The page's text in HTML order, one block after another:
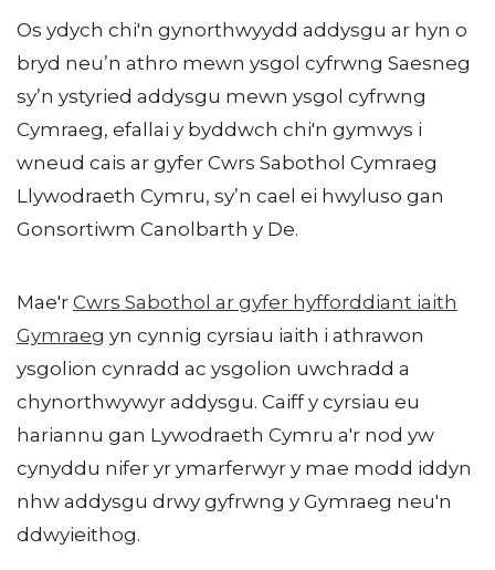
Os ydych chi'n gynorthwyydd addysgu ar hyn o
bryd neu’n athro mewn ysgol cyfrwng Saesneg
sy’n ystyried addysgu mewn ysgol cyfrwng
Cymraeg, efallai y byddwch chi'n gymwys i
wneud cais ar gyfer Cwrs Sabothol Cymraeg
Llywodraeth Cymru, sy’n cael ei hwyluso gan
Gonsortiwm Canolbarth y De.
Mae'r Cwrs Sabothol ar gyfer hyfforddiant iaith
Gymraeg yn cynnig cyrsiau iaith i athrawon
ysgolion cynradd ac ysgolion uwchradd a
chynorthwywyr addysgu. Caiff y cyrsiau eu
hariannu gan Lywodraeth Cymru a'r nod yw
cynyddu nifer yr ymarferwyr y mae modd iddyn
nhw addysgu drwy gyfrwng y Gymraeg neu'n
ddwyieithog.